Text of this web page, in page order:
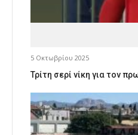
5 Οκτωβρίου 2025
Τρίτη σερί νίκη για τον